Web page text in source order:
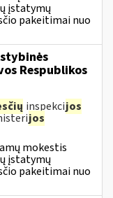
įstatymų
pakeitimai nuo
Respublikos
inspekcijos
jos
mokestis
įstatymų
pakeitimai nuo